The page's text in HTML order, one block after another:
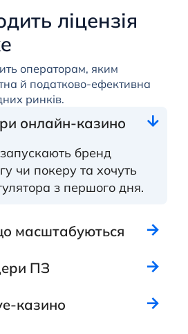
ліцензія
операторам, яким
й податково-ефективна
ринків.
онлайн-казино
бренд
чи покеру та хочуть
з першого дня.
масштабуються
ПЗ
казино